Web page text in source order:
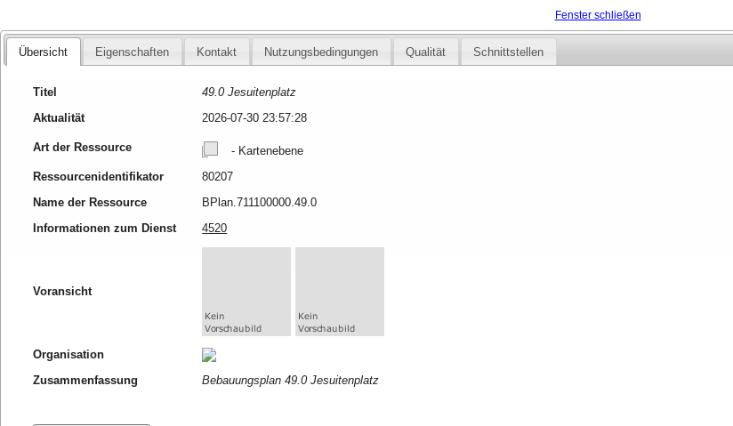
Fenster schließen
Übersicht Eigenschaften Kontakt Nutzungsbedingungen Qualität Schnittstellen
Titel
49.0 Jesuitenplatz
Aktualität
2026-07-30 23:57:28
Art der Ressource
- Kartenebene
Ressourcenidentifikator
80207
Name der Ressource
BPlan.711100000.49.0
Informationen zum Dienst
4520
Voransicht
Organisation
Zusammenfassung
Bebauungsplan 49.0 Jesuitenplatz